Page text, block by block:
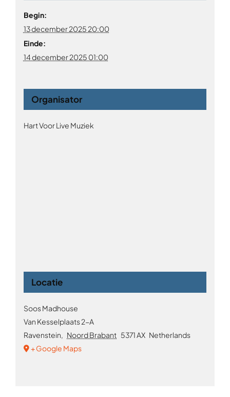
Begin:
13 december 2025 20:00
Einde:
14 december 2025 01:00
Organisator
Hart Voor Live Muziek
Locatie
Soos Madhouse
Van Kesselplaats 2-A
Ravenstein, Noord Brabant 5371 AX Netherlands
+ Google Maps